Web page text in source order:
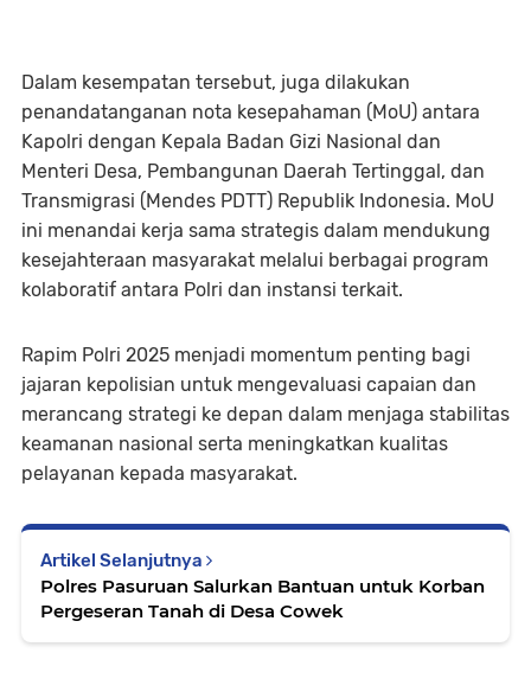
Dalam kesempatan tersebut, juga dilakukan
penandatanganan nota kesepahaman (MoU) antara
Kapolri dengan Kepala Badan Gizi Nasional dan
Menteri Desa, Pembangunan Daerah Tertinggal, dan
Transmigrasi (Mendes PDTT) Republik Indonesia. MoU
ini menandai kerja sama strategis dalam mendukung
kesejahteraan masyarakat melalui berbagai program
kolaboratif antara Polri dan instansi terkait.
Rapim Polri 2025 menjadi momentum penting bagi
jajaran kepolisian untuk mengevaluasi capaian dan
merancang strategi ke depan dalam menjaga stabilitas
keamanan nasional serta meningkatkan kualitas
pelayanan kepada masyarakat.
Artikel Selanjutnya
Polres Pasuruan Salurkan Bantuan untuk Korban
Pergeseran Tanah di Desa Cowek